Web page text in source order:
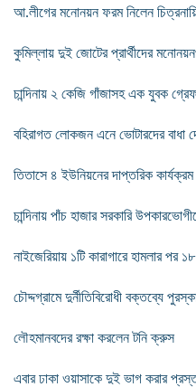
আ.লীগের মনোনয়ন ফরম নিলেন
কুমিল্লায় দুই জোটের প্রার্থীদের
চান্দিনায় ২ কেজি গাঁজাসহ এক যুবক
বহিরাগত লোকজন এনে ভোটারদের বাধা
তিতাসে ৪ ইউনিয়নের দাপ্তরিক
চান্দিনায় পাঁচ হাজার সরকারি
নাইজেরিয়ায় ১টি কারাগারে হামলার পর
চৌদ্দগ্রামে দুর্নীতিবিরোধী বক্তব্যে
লৌহমানবদের রক্ষা করলেন টনি ক্রুস
এবার ঢাকা ওয়াসাকে দুই ভাগ করার